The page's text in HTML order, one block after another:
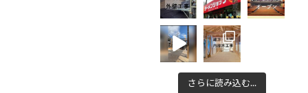
さらに読み込む...